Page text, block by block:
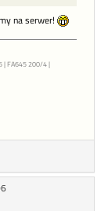
na serwer!
| FA645 200/4 |